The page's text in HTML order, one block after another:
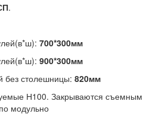
.
700*300мм
900*300мм
без столешницы: 820мм
Н100. Закрываются съемным
модульно